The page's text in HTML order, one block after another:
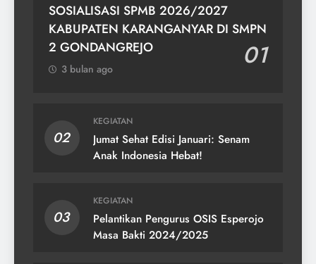
SOSIALISASI SPMB 2026/2027
KABUPATEN KARANGANYAR DI SMPN
2 GONDANGREJO
01
3 bulan ago
02
KEGIATAN
Jumat Sehat Edisi Januari: Senam
Anak Indonesia Hebat!
03
KEGIATAN
Pelantikan Pengurus OSIS Esperojo
Masa Bakti 2024/2025